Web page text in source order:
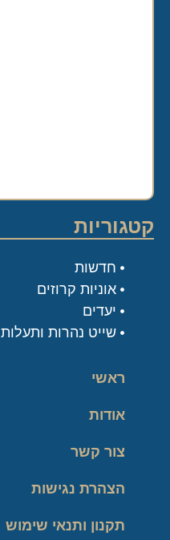
ראשי
אודות
צור קשר
הצהרת נגישות
תקנון ותנאי שימוש
קטגוריות
חדשות
אוניות קרוזים
יעדים
שייט נהרות ותעלות